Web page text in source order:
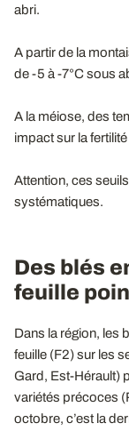
abri.
A partir de la
de -5 à -7°C sous
A la méiose, des
impact sur la fertilité
Attention, ces
systématiques.
Des blés
feuille
Dans la région, les
feuille (F2) sur les
Gard, Est-Hérault)
variétés précoces
octobre, c’est la